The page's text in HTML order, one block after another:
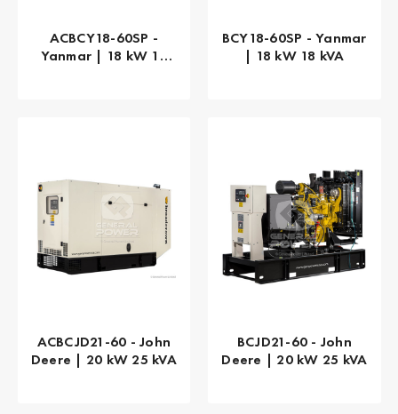
ACBCY18-60SP -
Yanmar | 18 kW 18
BCY18-60SP - Yanmar
| 18 kW 18 kVA
ACBCJD21-60 - John
Deere | 20 kW 25 kVA
BCJD21-60 - John
Deere | 20 kW 25 kVA